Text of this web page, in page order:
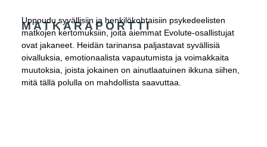
MATKARAPORTTI
Uppoudu syvällisiin ja henkilökohtaisiin psykedeelisten
matkojen kertomuksiin, joita aiemmat Evolute-osallistujat
ovat jakaneet. Heidän tarinansa paljastavat syvällisiä
oivalluksia, emotionaalista vapautumista ja voimakkaita
muutoksia, joista jokainen on ainutlaatuinen ikkuna siihen,
mitä tällä polulla on mahdollista saavuttaa.